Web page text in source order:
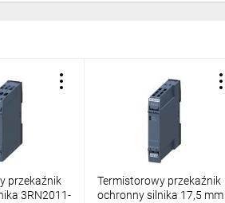
napięć
są wersje o szerokim napięciu zasilania.
przechowywanych ma magazynie
dedykowane do współpracy z
przekaźnik
3RN2011-
Termistorowy przekaźnik
ochronny silnika 17,5 mm